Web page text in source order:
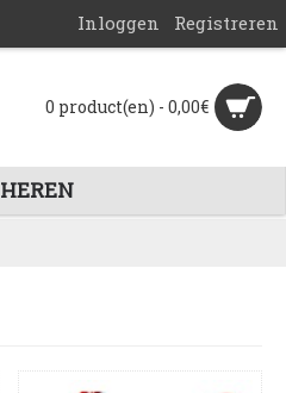
Inloggen Registreren
0 product(en) - 0,00€
HEREN